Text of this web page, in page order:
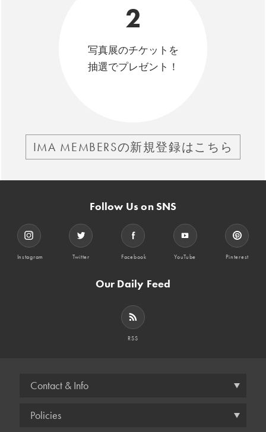
2
写真展のチケットを
抽選でプレゼント！
IMA MEMBERSの新規登録はこちら
Follow Us on SNS
Instagram Twitter Facebook YouTube Pinterest
Our Daily Feed
RSS
Contact & Info
Policies